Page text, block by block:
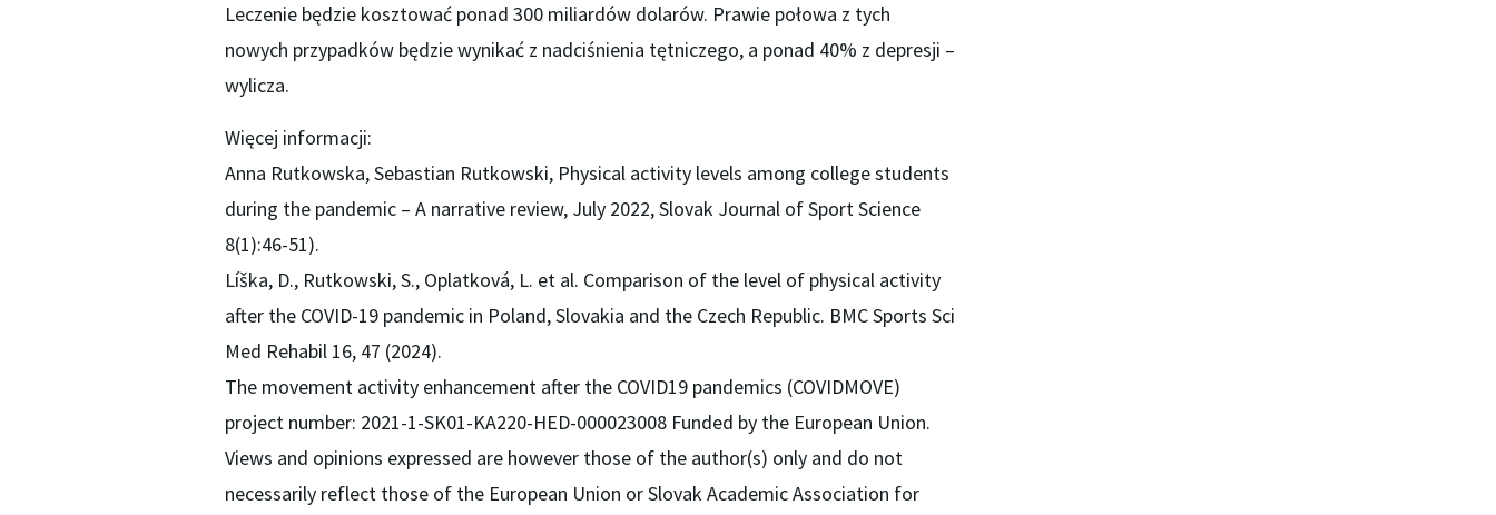
Leczenie będzie kosztować ponad 300 miliardów dolarów. Prawie połowa z tych
nowych przypadków będzie wynikać z nadciśnienia tętniczego, a ponad 40% z depresji –
wylicza.
Więcej informacji:
Anna Rutkowska, Sebastian Rutkowski, Physical activity levels among college students
during the pandemic – A narrative review, July 2022, Slovak Journal of Sport Science
8(1):46-51).
Líška, D., Rutkowski, S., Oplatková, L. et al. Comparison of the level of physical activity
after the COVID-19 pandemic in Poland, Slovakia and the Czech Republic. BMC Sports Sci
Med Rehabil 16, 47 (2024).
The movement activity enhancement after the COVID19 pandemics (COVIDMOVE)
project number: 2021-1-SK01-KA220-HED-000023008 Funded by the European Union.
Views and opinions expressed are however those of the author(s) only and do not
necessarily reflect those of the European Union or Slovak Academic Association for